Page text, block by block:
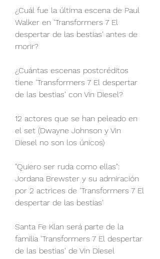
¿Cuál fue la última escena de Paul
Walker en 'Transformers 7 El
despertar de las bestias' antes de
morir?
¿Cuántas escenas postcréditos
tiene 'Transformers 7 El despertar
de las bestias' con Vin Diesel?
12 actores que se han peleado en
el set (Dwayne Johnson y Vin
Diesel no son los únicos)
"Quiero ser ruda como ellas":
Jordana Brewster y su admiración
por 2 actrices de 'Transformers 7 El
despertar de las bestias'
Santa Fe Klan será parte de la
familia 'Transformers 7 El despertar
de las bestias' de Vin Diesel